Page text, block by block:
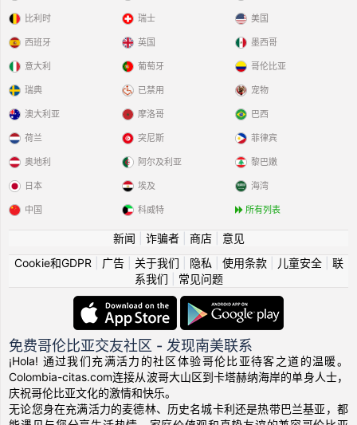
比利时
西班牙
意大利
瑞典
瑞士
英国
葡萄牙
已禁用
美国
墨西哥
哥伦比亚
宠物
澳大利亚
荷兰
奥地利
日本
中国
摩洛哥
突尼斯
阿尔及利亚
埃及
科威特
巴西
菲律宾
黎巴嫩
海湾
所有列表
新闻 诈骗者| 商店| 意见
Cookie和GDPR
广告| 关于我们 隐私 使用条款| 儿童安全| 联
系我们
常见问题
免费哥伦比亚交友社区 - 发现南美联系
¡Hola! 通过我们充满活力的社区体验哥伦比亚待客之道的温暖。
Colombia-citas.com连接从波哥大山区到卡塔赫纳海岸的单身人士，
庆祝哥伦比亚文化的激情和快乐。
无论您身在充满活力的麦德林、历史名城卡利还是热带巴兰基亚，都